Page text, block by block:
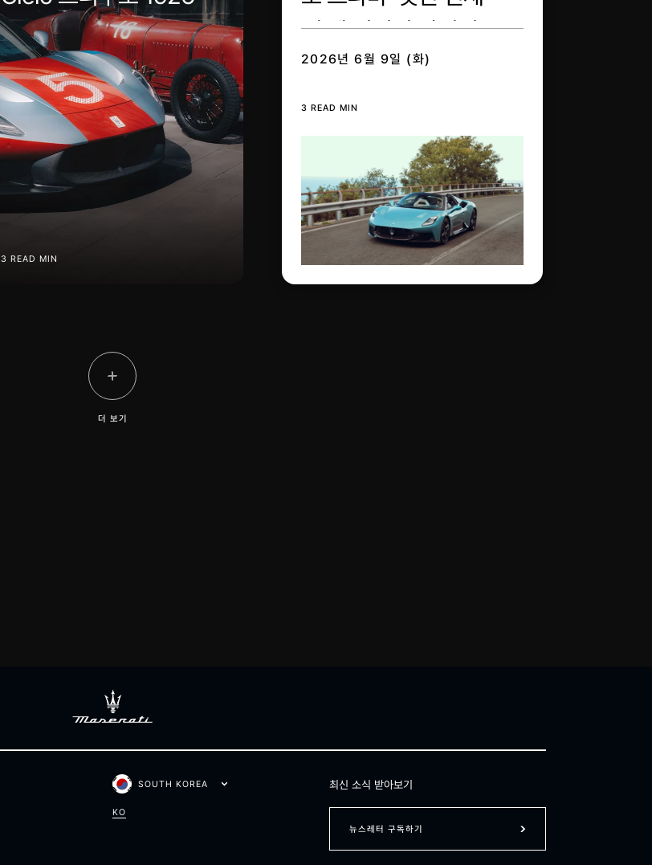
3 READ MIN
계’에 럭셔리 라인업 3종
지원
2026년 6월 9일 (화)
3 READ MIN
더 보기
SOUTH KOREA
KO
최신 소식 받아보기
뉴스레터 구독하기